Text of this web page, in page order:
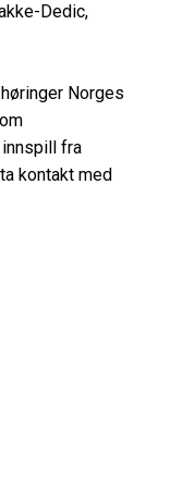
Dedic,
Norges
fra
kontakt med